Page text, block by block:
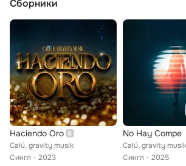
Сборники
Haciendo Oro
Calú, gravity musik
Сингл
2023
No Hay Compe
Calú, gravity musik
Сингл
2025